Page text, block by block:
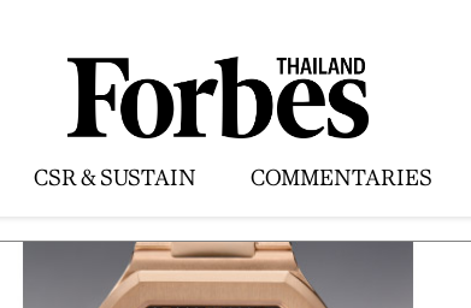
CSR & SUSTAIN COMMENTARIES